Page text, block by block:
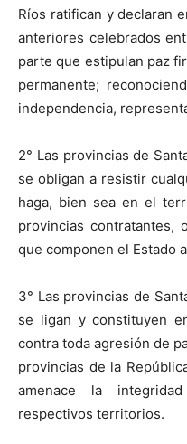
Ríos ratifican y declaran
anteriores celebrados
parte que estipulan paz
permanente;
independencia,
2° Las provincias de
se obligan a resistir
haga, bien sea en el
provincias contratantes,
que componen el Estado
3° Las provincias de
se ligan y constituyen
contra toda agresión de
provincias de la
amenace la
respectivos territorios.